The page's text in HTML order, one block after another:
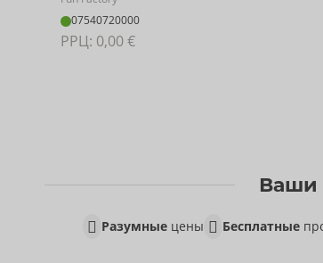
07540720000
РРЦ: 0,00 €
Ваши
Разумные цены Бесплатные